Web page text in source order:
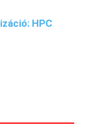
HPC